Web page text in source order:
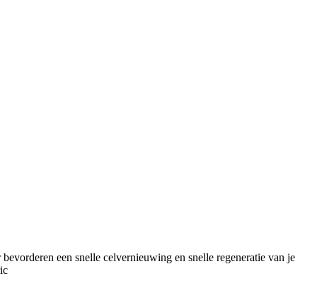
een snelle celvernieuwing en snelle regeneratie van je